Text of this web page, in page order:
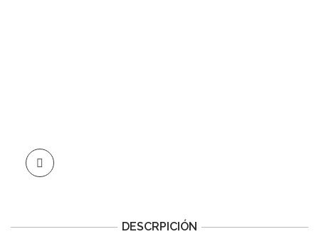
DESCRPICIÓN